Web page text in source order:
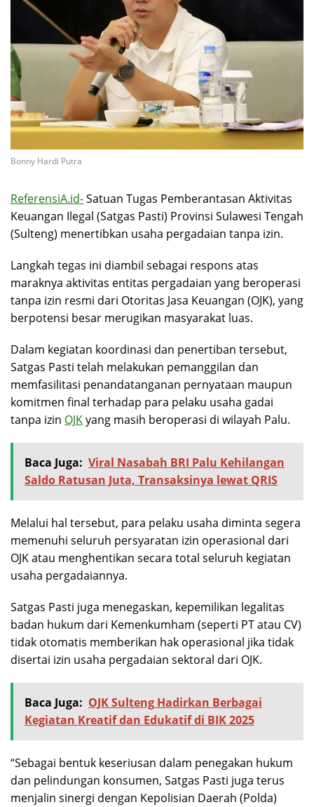
Bonny Hardi Putra
ReferensiA.id-Satuan Tugas Pemberantasan Aktivitas
Keuangan Ilegal (Satgas Pasti) Provinsi Sulawesi Tengah
(Sulteng) menertibkan usaha pergadaian tanpa izin.
Langkah tegas ini diambil sebagai respons atas
maraknya aktivitas entitas pergadaian yang beroperasi
tanpa izin resmi dari Otoritas Jasa Keuangan (OJK), yang
berpotensi besar merugikan masyarakat luas.
Dalam kegiatan koordinasi dan penertiban tersebut,
Satgas Pasti telah melakukan pemanggilan dan
memfasilitasi penandatanganan pernyataan maupun
komitmen final terhadap para pelaku usaha gadai
tanpa izin OJKyang masih beroperasi di wilayah Palu.
Baca Juga: Viral Nasabah BRI Palu Kehilangan
Saldo Ratusan Juta, Transaksinya lewat QRIS
Melalui hal tersebut, para pelaku usaha diminta segera
memenuhi seluruh persyaratan izin operasional dari
OJK atau menghentikan secara total seluruh kegiatan
usaha pergadaiannya.
Satgas Pasti juga menegaskan, kepemilikan legalitas
badan hukum dari Kemenkumham (seperti PT atau CV)
tidak otomatis memberikan hak operasional jika tidak
disertai izin usaha pergadaian sektoral dari OJK.
Baca Juga: OJK Sulteng Hadirkan Berbagai
Kegiatan Kreatif dan Edukatif di BIK 2025
“Sebagai bentuk keseriusan dalam penegakan hukum
dan pelindungan konsumen, Satgas Pasti juga terus
menjalin sinergi dengan Kepolisian Daerah (Polda)